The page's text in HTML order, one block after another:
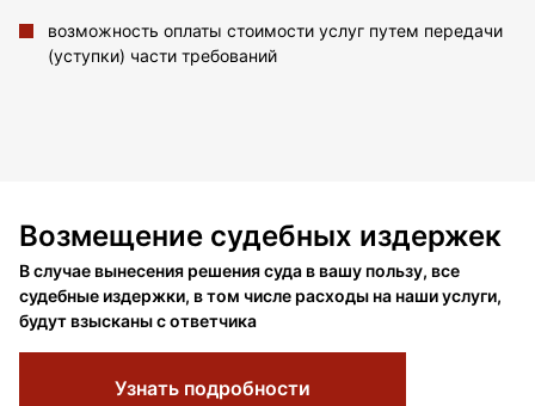
возможность оплаты стоимости услуг путем передачи
(уступки) части требований
Возмещение судебных издержек
В случае вынесения решения суда в вашу пользу, все
судебные издержки, в том числе расходы на наши услуги,
будут взысканы с ответчика
Узнать подробности